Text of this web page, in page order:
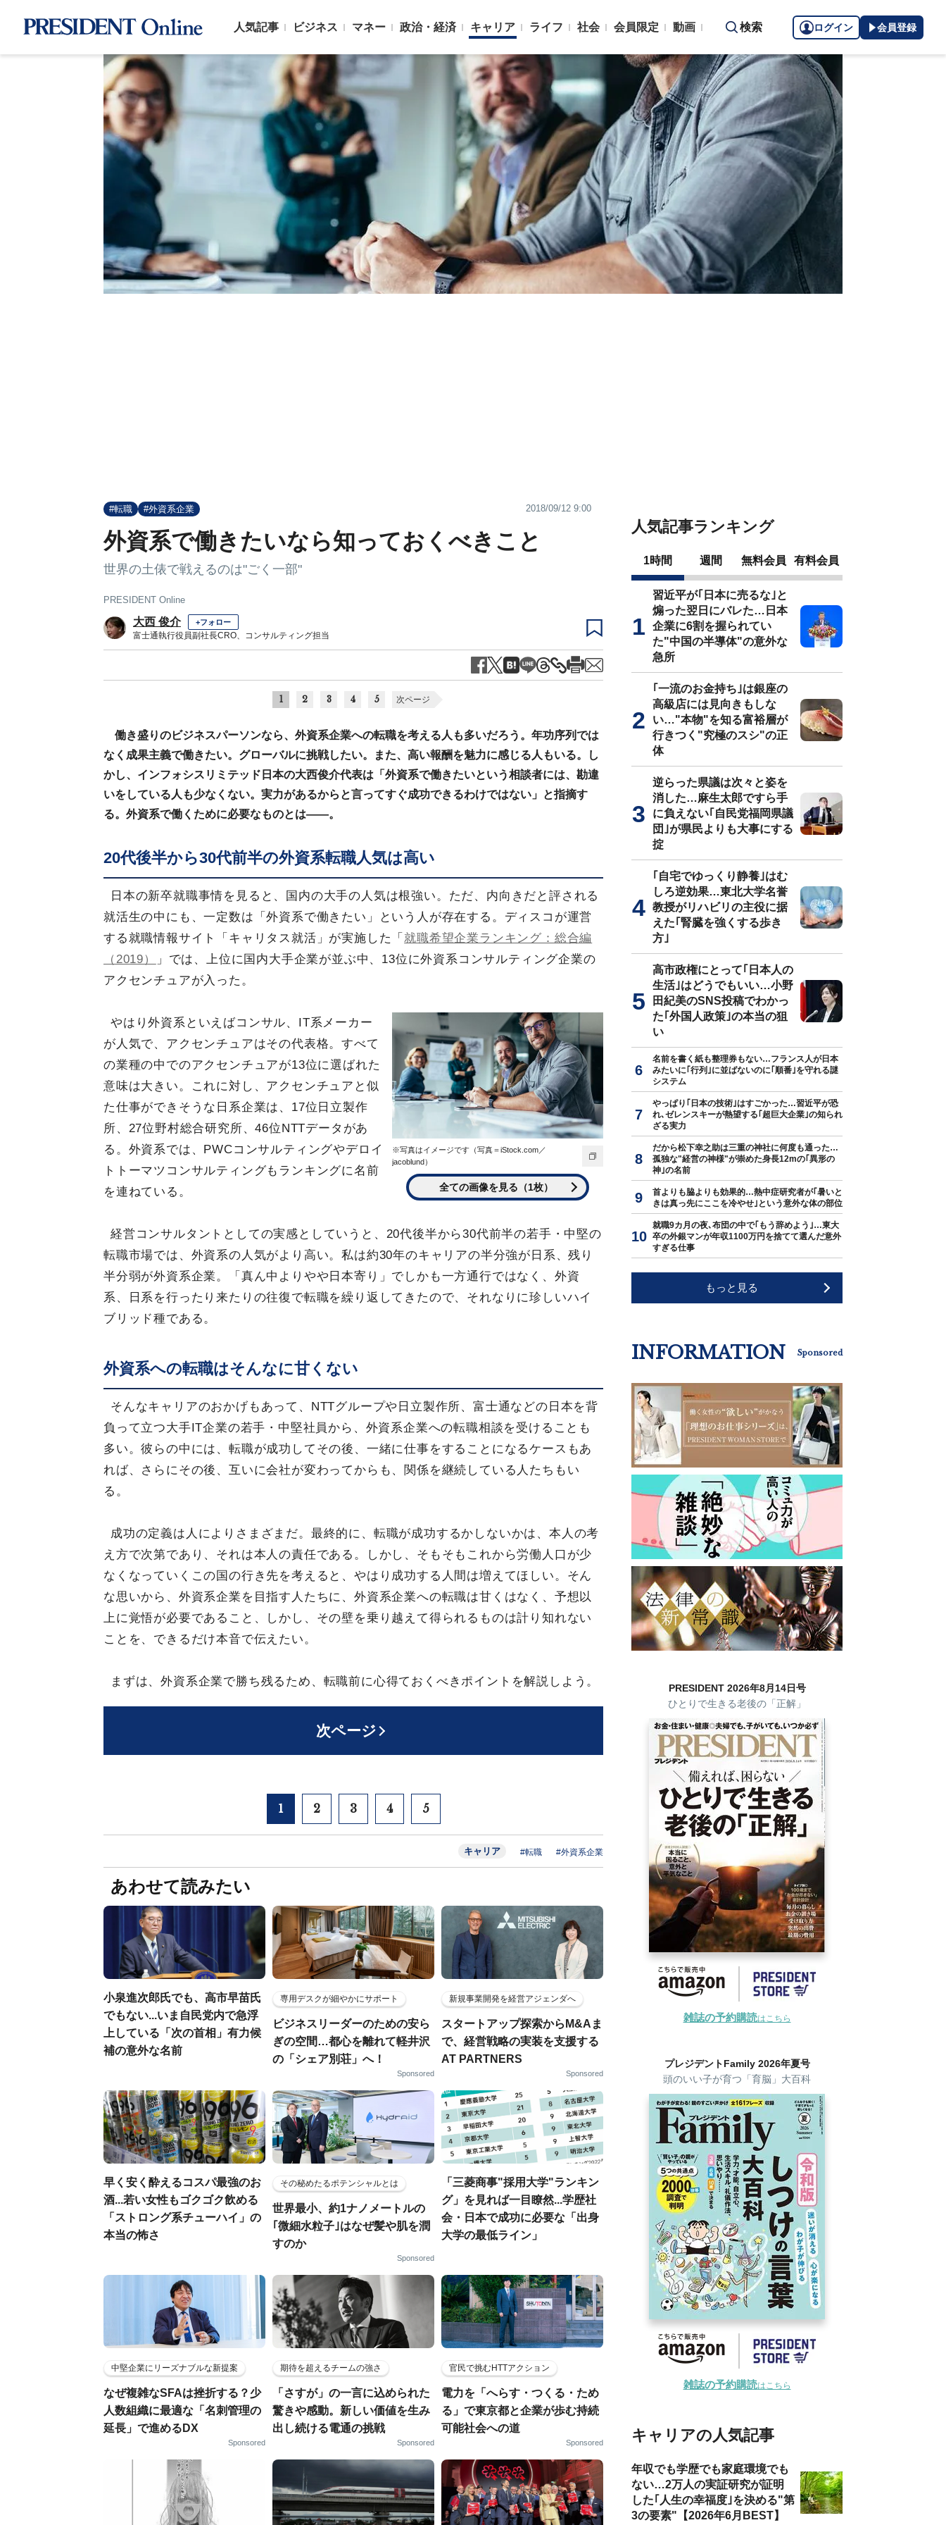
人気記事 ビジネス マネー 政治・経済 キャリア ライフ 社会 会員限定 動画 検索 ログイン 会員登録
#転職 #外資系企業 2018/09/12 9:00
外資系で働きたいなら知っておくべきこと
世界の土俵で戦えるのは"ごく一部"
PRESIDENT Online
大西 俊介 +フォロー
富士通執行役員副社長CRO、コンサルティング担当
1 2 3 4 5 次ページ
働き盛りのビジネスパーソンなら、外資系企業への転職を考える人も多いだろう。年功序列では
なく成果主義で働きたい。グローバルに挑戦したい。また、高い報酬を魅力に感じる人もいる。し
かし、インフォシスリミテッド日本の大西俊介代表は「外資系で働きたいという相談者には、勘違
いをしている人も少なくない。実力があるからと言ってすぐ成功できるわけではない」と指摘す
る。外資系で働くために必要なものとは――。
20代後半から30代前半の外資系転職人気は高い
日本の新卒就職事情を見ると、国内の大手の人気は根強い。ただ、内向きだと評される
就活生の中にも、一定数は「外資系で働きたい」という人が存在する。ディスコが運営
する就職情報サイト「キャリタス就活」が実施した「就職希望企業ランキング：総合編
（2019）
」では、上位に国内大手企業が並ぶ中、13位に外資系コンサルティング企業の
アクセンチュアが入った。
※写真はイメージです（写真＝iStock.com／
jacoblund）
全ての画像を見る（1枚）
やはり外資系といえばコンサル、IT系メーカー
が人気で、アクセンチュアはその代表格。すべて
の業種の中でのアクセンチュアが13位に選ばれた
意味は大きい。これに対し、アクセンチュアと似
た仕事ができそうな日系企業は、17位日立製作
所、27位野村総合研究所、46位NTTデータがあ
る。外資系では、PWCコンサルティングやデロイ
トトーマツコンサルティングもランキングに名前
を連ねている。
経営コンサルタントとしての実感としていうと、20代後半から30代前半の若手・中堅の
転職市場では、外資系の人気がより高い。私は約30年のキャリアの半分強が日系、残り
半分弱が外資系企業。「真ん中よりやや日本寄り」でしかも一方通行ではなく、外資
系、日系を行ったり来たりの往復で転職を繰り返してきたので、それなりに珍しいハイ
ブリッド種である。
外資系への転職はそんなに甘くない
そんなキャリアのおかげもあって、NTTグループや日立製作所、富士通などの日本を背
負って立つ大手IT企業の若手・中堅社員から、外資系企業への転職相談を受けることも
多い。彼らの中には、転職が成功してその後、一緒に仕事をすることになるケースもあ
れば、さらにその後、互いに会社が変わってからも、関係を継続している人たちもい
る。
成功の定義は人によりさまざまだ。最終的に、転職が成功するかしないかは、本人の考
え方で次第であり、それは本人の責任である。しかし、そもそもこれから労働人口が少
なくなっていくこの国の行き先を考えると、やはり成功する人間は増えてほしい。そん
な思いから、外資系企業を目指す人たちに、外資系企業への転職は甘くはなく、予想以
上に覚悟が必要であること、しかし、その壁を乗り越えて得られるものは計り知れない
ことを、できるだけ本音で伝えたい。
まずは、外資系企業で勝ち残るため、転職前に心得ておくべきポイントを解説しよう。
次ページ
1 2 3 4 5
キャリア #転職 #外資系企業
あわせて読みたい
小泉進次郎氏でも、高市早苗氏
でもない...いま自民党内で急浮
上している「次の首相」有力候
補の意外な名前
専用デスクが細やかにサポート
ビジネスリーダーのための安ら
ぎの空間…都心を離れて軽井沢
の「シェア別荘」へ！
Sponsored
新規事業開発を経営アジェンダへ
スタートアップ探索からM&Aま
で、経営戦略の実装を支援する
AT PARTNERS
Sponsored
早く安く酔えるコスパ最強のお
酒...若い女性もゴクゴク飲める
「ストロング系チューハイ」の
本当の怖さ
その秘めたるポテンシャルとは
世界最小、約1ナノメートルの
｢微細水粒子｣はなぜ髪や肌を潤
すのか
Sponsored
「三菱商事"採用大学"ランキン
グ」を見れば一目瞭然...学歴社
会・日本で成功に必要な「出身
大学の最低ライン」
中堅企業にリーズナブルな新提案
なぜ複雑なSFAは挫折する？少
人数組織に最適な「名刺管理の
延長」で進めるDX
Sponsored
期待を超えるチームの強さ
「さすが」の一言に込められた
驚きや感動。新しい価値を生み
出し続ける電通の挑戦
Sponsored
官民で挑むHTTアクション
電力を「へらす・つくる・ため
る」で東京都と企業が歩む持続
可能社会への道
Sponsored
人気記事ランキング
1時間 週間 無料会員 有料会員
習近平が｢日本に売るな｣と
煽った翌日にバレた…日本
企業に6割を握られてい
た"中国の半導体"の意外な
急所
｢一流のお金持ち｣は銀座の
高級店には見向きもしな
い…"本物"を知る富裕層が
行きつく"究極のスシ"の正
体
逆らった県議は次々と姿を
消した…麻生太郎ですら手
に負えない｢自民党福岡県議
団｣が県民よりも大事にする
掟
｢自宅でゆっくり静養｣はむ
しろ逆効果…東北大学名誉
教授がリハビリの主役に据
えた｢腎臓を強くする歩き
方｣
高市政権にとって｢日本人の
生活｣はどうでもいい…小野
田紀美のSNS投稿でわかっ
た｢外国人政策｣の本当の狙
い
名前を書く紙も整理券もない…フランス人が日本
みたいに｢行列｣に並ばないのに｢順番｣を守れる謎
システム
やっぱり｢日本の技術｣はすごかった…習近平が恐
れ､ゼレンスキーが熱望する｢超巨大企業｣の知られ
ざる実力
だから松下幸之助は三重の神社に何度も通った…
孤独な"経営の神様"が崇めた身長12mの｢異形の
神｣の名前
首よりも脇よりも効果的…熱中症研究者が｢暑いと
きは真っ先にここを冷やせ｣という意外な体の部位
就職9カ月の夜､布団の中で｢もう辞めよう｣…東大
卒の外銀マンが年収1100万円を捨てて選んだ意外
すぎる仕事
もっと見る
INFORMATION Sponsored
PRESIDENT 2026年8月14日号
ひとりで生きる老後の「正解」
雑誌の予約購読はこちら
プレジデントFamily 2026年夏号
頭のいい子が育つ「育脳」大百科
雑誌の予約購読はこちら
キャリアの人気記事
年収でも学歴でも家庭環境でも
ない…2万人の実証研究が証明
した｢人生の幸福度｣を決める"第
3の要素"【2026年6月BEST】